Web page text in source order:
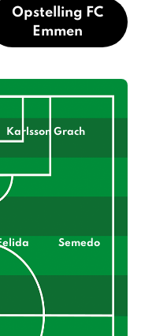
Opstelling FC
Emmen
Karlsson Grach
Semedo